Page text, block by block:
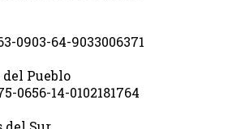
0903-64-9033006371
Pueblo
0656-14-0102181764